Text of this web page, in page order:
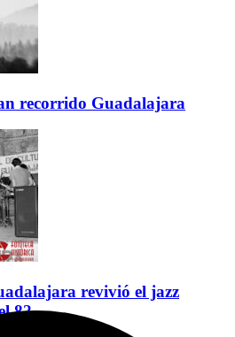
recorrido Guadalajara
revivió el jazz
82